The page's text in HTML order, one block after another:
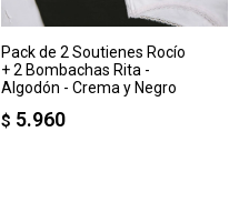
Pack de 2 Soutienes Rocío
+ 2 Bombachas Rita -
Algodón - Crema y Negro
$ 5.960